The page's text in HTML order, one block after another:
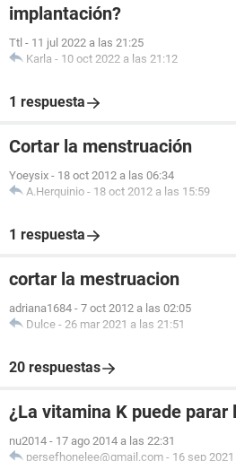
implantación?
Ttl - 11 jul 2022 a las 21:25
Karla - 10 oct 2022 a las 21:12
1 respuesta
Cortar la menstruación
Yoeysix - 18 oct 2012 a las 06:34
A.Herquinio - 18 oct 2012 a las 15:59
1 respuesta
cortar la mestruacion
adriana1684 - 7 oct 2012 a las 02:05
Dulce - 26 mar 2021 a las 21:51
20 respuestas
¿La vitamina K puede parar
nu2014 - 17 ago 2014 a las 22:31
persefhonelee@gmail.com - 16 sep